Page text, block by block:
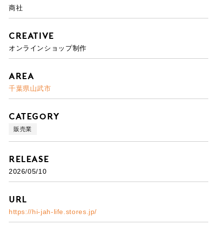
商社
Creative
オンラインショップ制作
Area
千葉県山武市
Category
販売業
Release
2026/05/10
URL
https://hi-jah-life.stores.jp/